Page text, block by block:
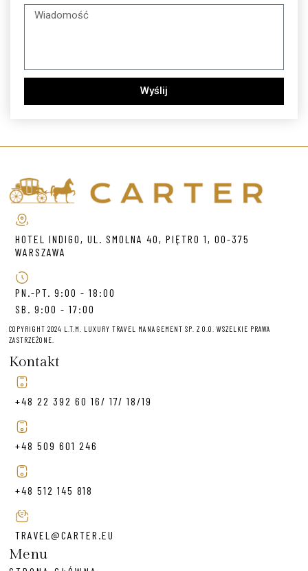
Wyślij
HOTEL INDIGO, UL. SMOLNA 40, PIĘTRO 1, 00-375
WARSZAWA
PN.-PT. 9:00 - 18:00
SB. 9:00 - 17:00
COPYRIGHT 2024 L.T.M. LUXURY TRAVEL MANAGEMENT SP. Z O.O. WSZELKIE PRAWA
ZASTRZEŻONE.
Kontakt
+48 22 392 60 16/ 17/ 18/19
+48 509 601 246
+48 512 145 818
TRAVEL@CARTER.EU
Menu